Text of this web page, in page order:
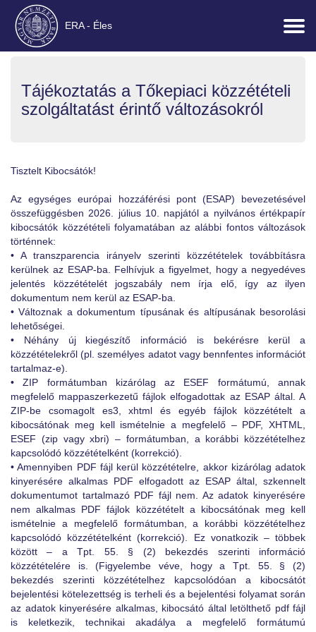
ERA - Éles
Tájékoztatás a Tőkepiaci közzétételi
szolgáltatást érintő változásokról
Tisztelt Kibocsátók!
Az egységes európai hozzáférési pont (ESAP) bevezetésével
összefüggésben 2026. július 10. napjától a nyilvános értékpapír
kibocsátók közzétételi folyamatában az alábbi fontos változások
történnek:
• A transzparencia irányelv szerinti közzétételek továbbításra
kerülnek az ESAP-ba. Felhívjuk a figyelmet, hogy a negyedéves
jelentés közzétételét jogszabály nem írja elő, így az ilyen
dokumentum nem kerül az ESAP-ba.
• Változnak a dokumentum típusának és altípusának besorolási
lehetőségei.
• Néhány új kiegészítő információ is bekérésre kerül a
közzétételekről (pl. személyes adatot vagy bennfentes információt
tartalmaz-e).
• ZIP formátumban kizárólag az ESEF formátumú, annak
megfelelő mappaszerkezetű fájlok elfogadottak az ESAP által. A
ZIP-be csomagolt es3, xhtml és egyéb fájlok közzétételt a
kibocsátónak meg kell ismételnie a megfelelő – PDF, XHTML,
ESEF (zip vagy xbri) – formátumban, a korábbi közzétételhez
kapcsolódó közzétételként (korrekció).
• Amennyiben PDF fájl kerül közzétételre, akkor kizárólag adatok
kinyerésére alkalmas PDF elfogadott az ESAP által, szkennelt
dokumentumot tartalmazó PDF fájl nem. Az adatok kinyerésére
nem alkalmas PDF fájlok közzétételt a kibocsátónak meg kell
ismételnie a megfelelő formátumban, a korábbi közzétételhez
kapcsolódó közzétételként (korrekció). Ez vonatkozik – többek
között – a Tpt. 55. § (2) bekezdés szerinti információ
közzétételére is. (Figyelembe véve, hogy a Tpt. 55. § (2)
bekezdés szerinti közzétételhez kapcsolódóan a kibocsátót
bejelentési kötelezettség is terheli és a bejelentési folyamat során
az adatok kinyerésére alkalmas, kibocsátó által letölthető pdf fájl
is keletkezik, technikai akadálya a megfelelő formátumú